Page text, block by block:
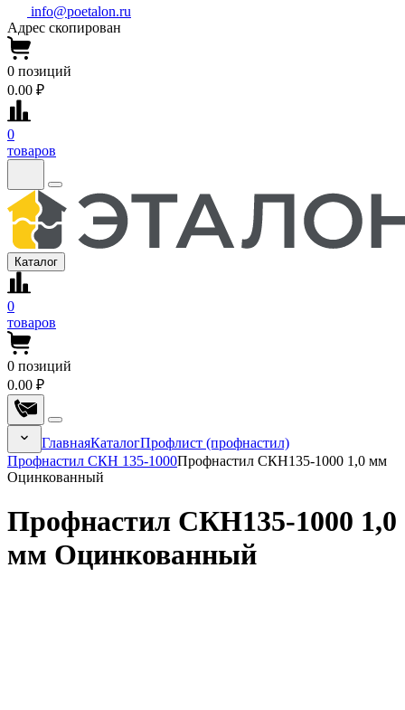
info@poetalon.ru
Адрес скопирован
0 позиций
0.00 ₽
0
товаров
Каталог
0
товаров
0 позиций
0.00 ₽
ГлавнаяКаталогПрофлист (профнастил)
Профнастил СКН 135-1000Профнастил СКН135-1000 1,0 мм
Оцинкованный
Профнастил СКН135-1000 1,0
мм Оцинкованный